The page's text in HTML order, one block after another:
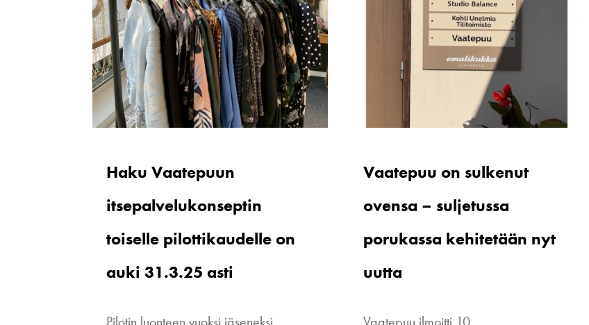
Haku Vaatepuun
itsepalvelukonseptin
toiselle pilottikaudelle on
auki 31.3.25 asti
Vaatepuu on sulkenut
ovensa – suljetussa
porukassa kehitetään nyt
uutta